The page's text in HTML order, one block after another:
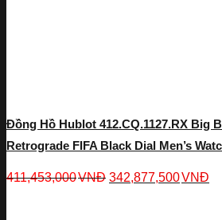
Đồng Hồ Hublot 412.CQ.1127.RX Big
Retrograde FIFA Black Dial Men’s
411,453,000VNĐ 342,877,500VNĐ